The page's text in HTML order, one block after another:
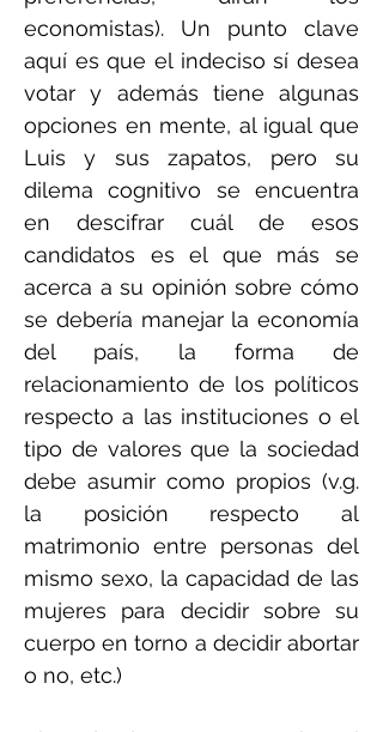
economistas). Un punto clave
aquí es que el indeciso sí desea
votar y además tiene algunas
opciones en mente, al igual que
Luis y sus zapatos, pero su
dilema cognitivo se encuentra
en descifrar cuál de esos
candidatos es el que más se
acerca a su opinión sobre cómo
se debería manejar la economía
del país, la forma de
relacionamiento de los políticos
respecto a las instituciones o el
tipo de valores que la sociedad
debe asumir como propios (v.g.
la posición respecto al
matrimonio entre personas del
mismo sexo, la capacidad de las
mujeres para decidir sobre su
cuerpo en torno a decidir abortar
o no, etc.)